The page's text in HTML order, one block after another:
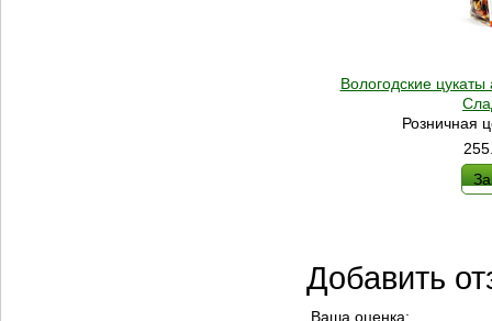
Вологодские цукаты
Розничная
Добавить
Ваша оценка: